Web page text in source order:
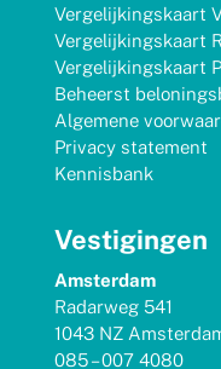
Vergelijkingskaart
Vergelijkingskaart
Vergelijkingskaart
Beheerst
Algemene
Privacy statement
Kennisbank
Vestigingen
Amsterdam
Radarweg 541
1043 NZ
085 – 007 4080